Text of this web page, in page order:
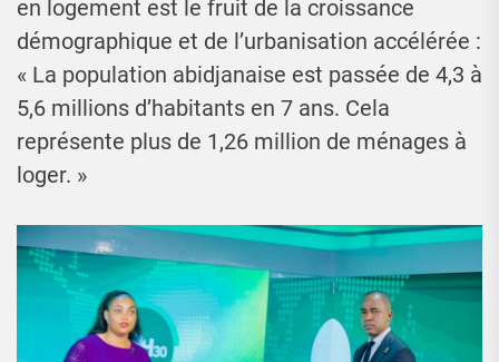
en logement est le fruit de la croissance
démographique et de l’urbanisation accélérée :
« La population abidjanaise est passée de 4,3 à
5,6 millions d’habitants en 7 ans. Cela
représente plus de 1,26 million de ménages à
loger. »